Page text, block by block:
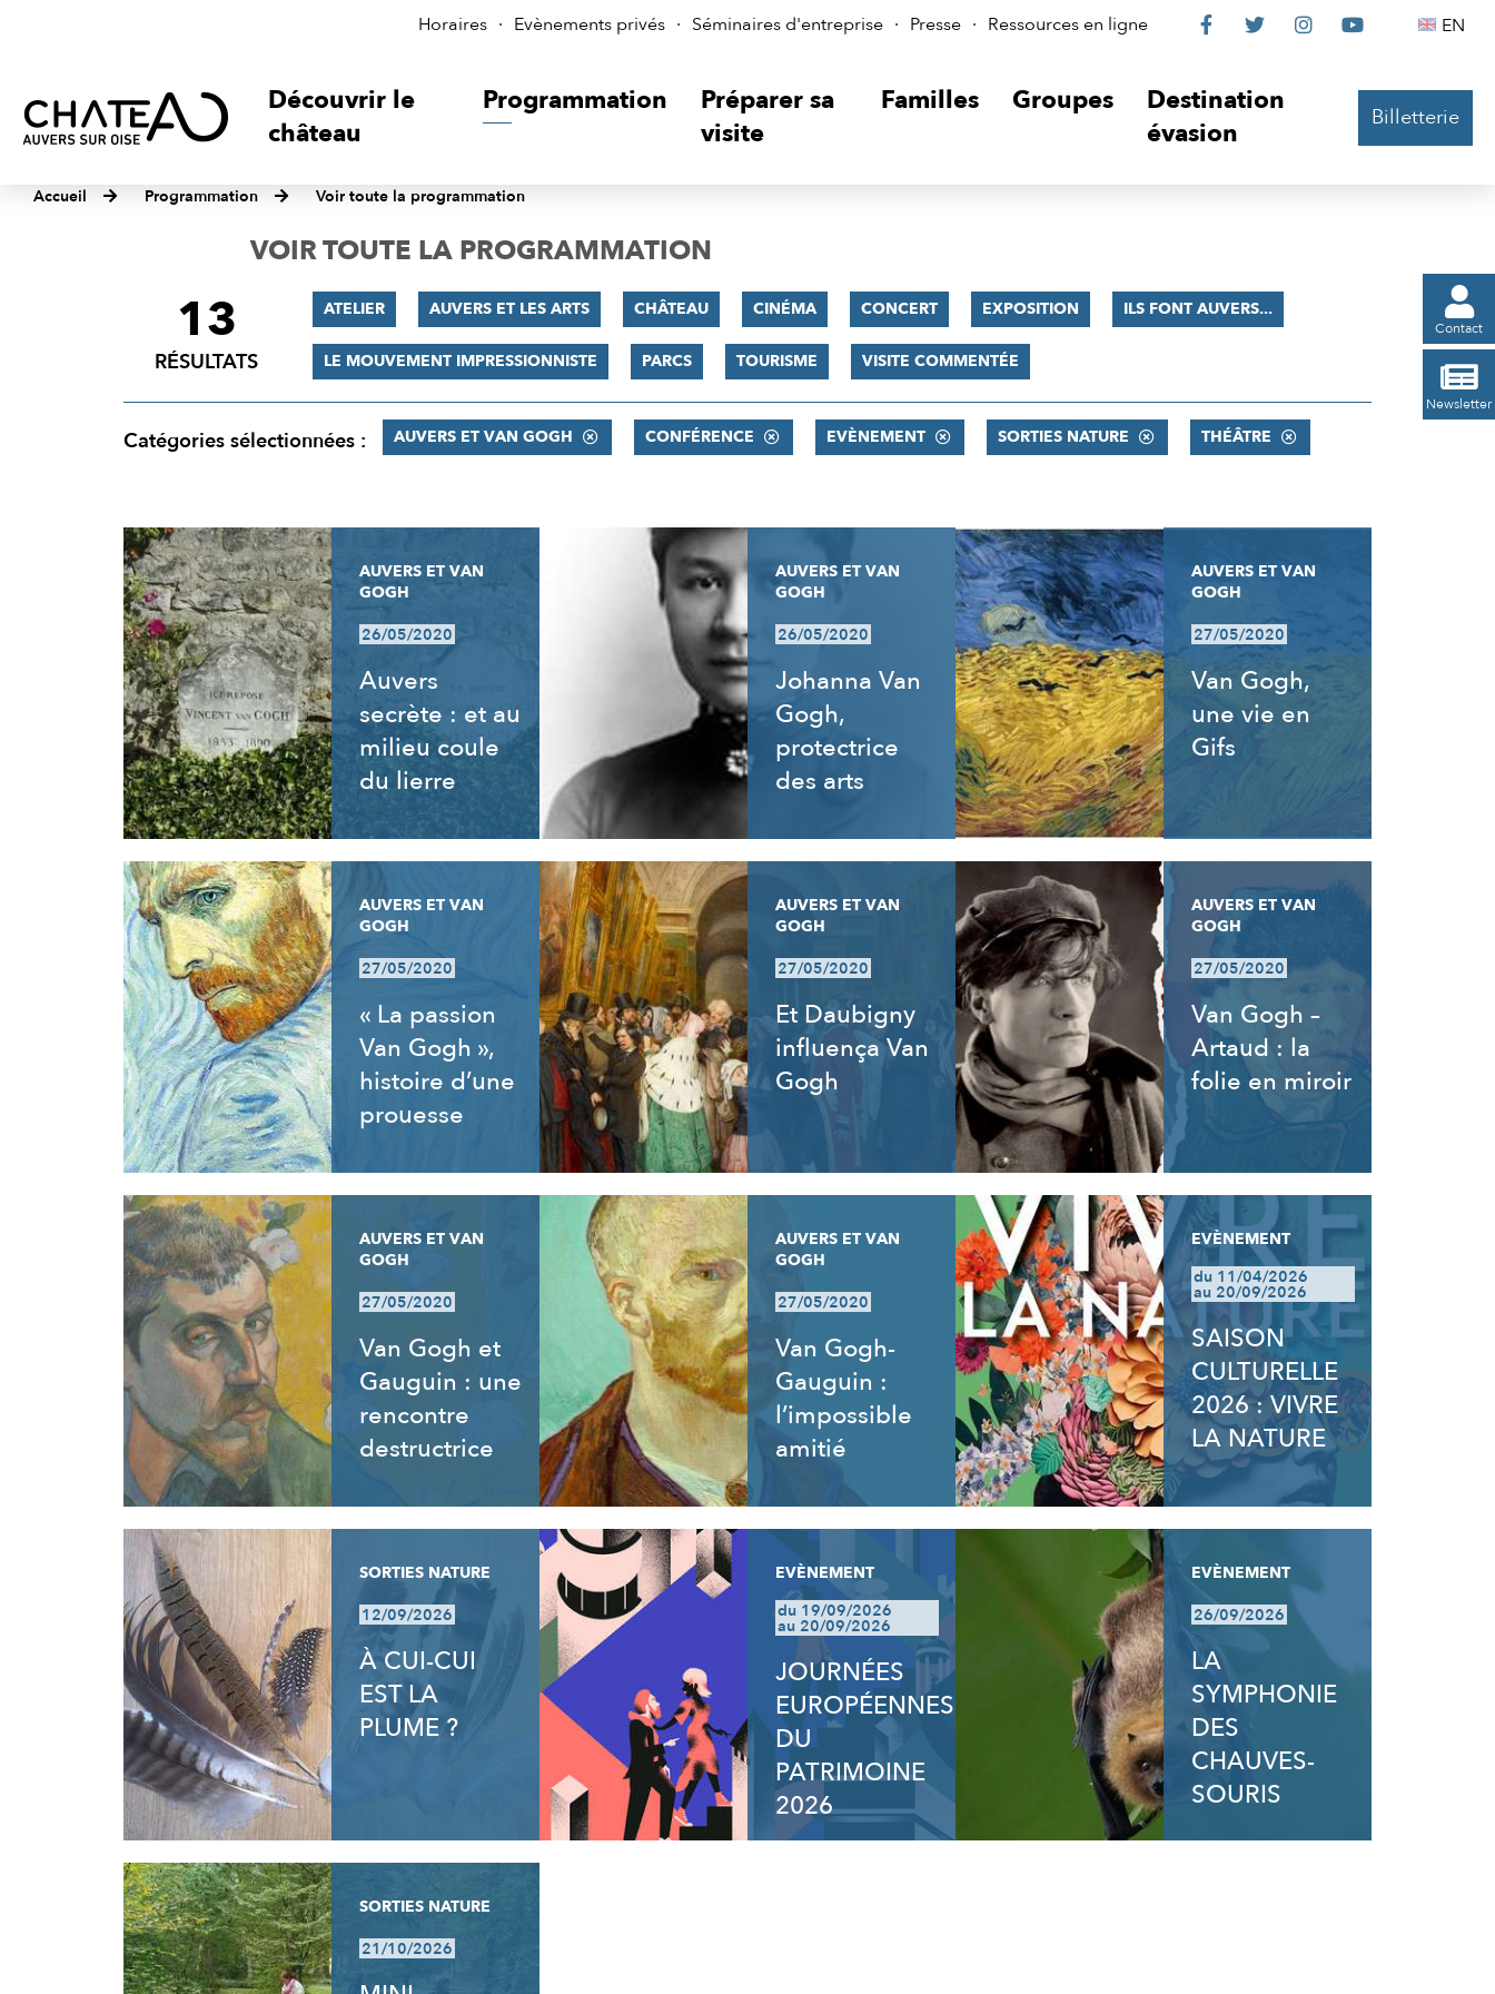
Horaires Evènements privés Séminaires d'entreprise Presse Ressources en ligne
Le
sur

Le

Le

Le
 EN
Découvrir le
château
Programmation
Préparer sa
visite
Familles Groupes
Destination
évasion
Billetterie
Accueil Programmation Voir toute la programmation

Contact

Newsletter
VOIR TOUTE LA PROGRAMMATION
FILTRER
RÉSULTATS
13
RÉSULTATS
ATELIER AUVERS ET LES ARTS CHÂTEAU CINÉMA CONCERT EXPOSITION ILS FONT AUVERS...
LE MOUVEMENT IMPRESSIONNISTE PARCS TOURISME VISITE COMMENTÉE
Catégories sélectionnées : AUVERS ET VAN GOGH CONFÉRENCE EVÈNEMENT SORTIES NATURE THÉÂTRE
RÉSULTATS
AUVERS ET VAN
GOGH
26/05/2020
Auvers
secrète : et au
milieu coule
du lierre
AUVERS ET VAN
GOGH
26/05/2020
Johanna Van
Gogh,
protectrice
des arts
AUVERS ET VAN
GOGH
27/05/2020
Van Gogh,
une vie en
Gifs
AUVERS ET VAN
GOGH
27/05/2020
« La passion
Van Gogh »,
histoire d’une
prouesse
AUVERS ET VAN
GOGH
27/05/2020
Et Daubigny
influença Van
Gogh
AUVERS ET VAN
GOGH
27/05/2020
Van Gogh –
Artaud : la
folie en miroir
AUVERS ET VAN
GOGH
27/05/2020
Van Gogh et
Gauguin : une
rencontre
destructrice
AUVERS ET VAN
GOGH
27/05/2020
Van Gogh-
Gauguin :
l’impossible
amitié
EVÈNEMENT
du 11/04/2026
au 20/09/2026
SAISON
CULTURELLE
2026 : VIVRE
LA NATURE
SORTIES NATURE
12/09/2026
À CUI-CUI
EST LA
PLUME ?
EVÈNEMENT
du 19/09/2026
au 20/09/2026
JOURNÉES
EUROPÉENNES
DU
PATRIMOINE
2026
EVÈNEMENT
26/09/2026
LA
SYMPHONIE
DES
CHAUVES-
SOURIS
SORTIES NATURE
21/10/2026